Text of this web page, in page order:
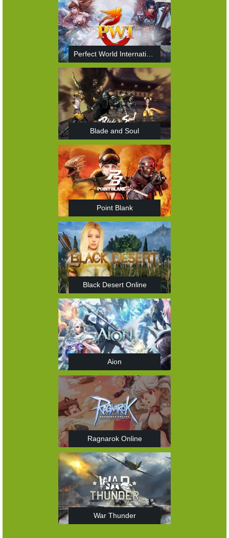
Blade and Soul
Point Blank
Black Desert Online
Aion
Ragnarok Online
War Thunder